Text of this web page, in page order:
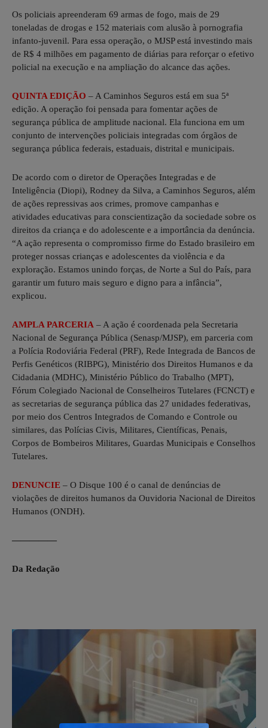
Os policiais apreenderam 69 armas de fogo, mais de 29
toneladas de drogas e 152 materiais com alusão à pornografia
infanto-juvenil. Para essa operação, o MJSP está investindo mais
de R$ 4 milhões em pagamento de diárias para reforçar o efetivo
policial na execução e na ampliação do alcance das ações.
QUINTA EDIÇÃO – A Caminhos Seguros está em sua 5ª
edição. A operação foi pensada para fomentar ações de
segurança pública de amplitude nacional. Ela funciona em um
conjunto de intervenções policiais integradas com órgãos de
segurança pública federais, estaduais, distrital e municipais.
De acordo com o diretor de Operações Integradas e de
Inteligência (Diopi), Rodney da Silva, a Caminhos Seguros, além
de ações repressivas aos crimes, promove campanhas e
atividades educativas para conscientização da sociedade sobre os
direitos da criança e do adolescente e a importância da denúncia.
“A ação representa o compromisso firme do Estado brasileiro em
proteger nossas crianças e adolescentes da violência e da
exploração. Estamos unindo forças, de Norte a Sul do País, para
garantir um futuro mais seguro e digno para a infância”,
explicou.
AMPLA PARCERIA – A ação é coordenada pela Secretaria
Nacional de Segurança Pública (Senasp/MJSP), em parceria com
a Polícia Rodoviária Federal (PRF), Rede Integrada de Bancos de
Perfis Genéticos (RIBPG), Ministério dos Direitos Humanos e da
Cidadania (MDHC), Ministério Público do Trabalho (MPT),
Fórum Colegiado Nacional de Conselheiros Tutelares (FCNCT) e
as secretarias de segurança pública das 27 unidades federativas,
por meio dos Centros Integrados de Comando e Controle ou
similares, das Polícias Civis, Militares, Científicas, Penais,
Corpos de Bombeiros Militares, Guardas Municipais e Conselhos
Tutelares.
DENUNCIE – O Disque 100 é o canal de denúncias de
violações de direitos humanos da Ouvidoria Nacional de Direitos
Humanos (ONDH).
—————
Da Redação